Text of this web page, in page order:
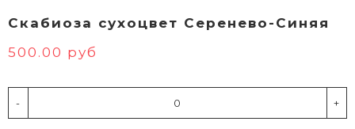
Скабиоза сухоцвет Серенево-Синяя
500.00 руб
- +